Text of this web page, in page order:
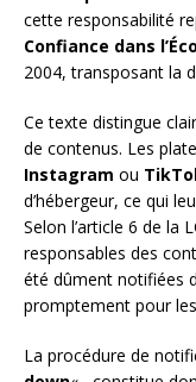
cette responsabilité
Confiance dans
2004, transposant la
Ce texte distingue
de contenus. Les
Instagram ou
d’hébergeur, ce qui
Selon l’article 6 de la
responsables des
été dûment notifiées
promptement pour
La procédure de